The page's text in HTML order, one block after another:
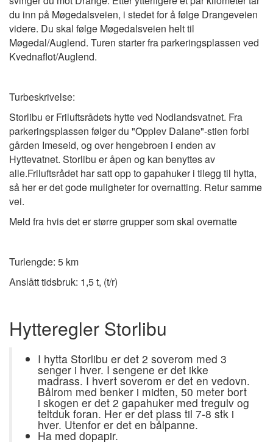
du inn på Møgedalsveien, i stedet for å følge Drangeveien
videre. Du skal følge Møgedalsveien helt til
Møgedal/Auglend. Turen starter fra parkeringsplassen ved
Kvednaflot/Auglend.
Turbeskrivelse:
Storlibu er Friluftsrådets hytte ved Nodlandsvatnet. Fra
parkeringsplassen følger du "Opplev Dalane"-stien forbi
gården Imeseid, og over hengebroen i enden av
Hyttevatnet. Storlibu er åpen og kan benyttes av
alle.Friluftsrådet har satt opp to gapahuker i tilegg til hytta,
så her er det gode muligheter for overnatting. Retur samme
vei.
Meld fra hvis det er større grupper som skal overnatte
Turlengde: 5 km
Anslått tidsbruk: 1,5 t, (t/r)
Hytteregler Storlibu
I hytta Storlibu er det 2 soverom med 3
senger i hver. I sengene er det ikke
madrass. I hvert soverom er det en vedovn.
Bålrom med benker i midten, 50 meter bort
i skogen er det 2 gapahuker med tregulv og
teltduk foran. Her er det plass til 7-8 stk i
hver. Utenfor er det en bålpanne.
Ha med dopapir.